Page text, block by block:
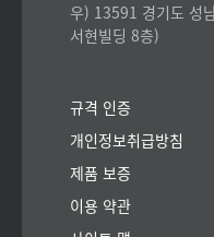
우) 13591 경기도 성
서현빌딩 8층)
규격 인증
개인정보취급방침
제품 보증
이용 약관